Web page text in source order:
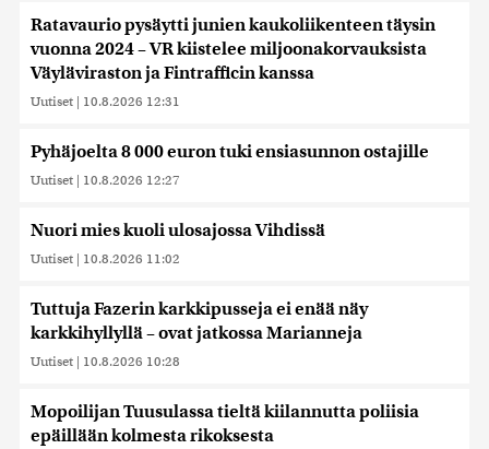
Ratavaurio pysäytti junien kaukoliikenteen täysin
vuonna 2024 – VR kiistelee miljoonakorvauksista
Väyläviraston ja Fintrafficin kanssa
Uutiset | 10.8.2026 12:31
Pyhäjoelta 8 000 euron tuki ensiasunnon ostajille
Uutiset | 10.8.2026 12:27
Nuori mies kuoli ulosajossa Vihdissä
Uutiset | 10.8.2026 11:02
Tuttuja Fazerin karkkipusseja ei enää näy
karkkihyllyllä – ovat jatkossa Marianneja
Uutiset | 10.8.2026 10:28
Mopoilijan Tuusulassa tieltä kiilannutta poliisia
epäillään kolmesta rikoksesta